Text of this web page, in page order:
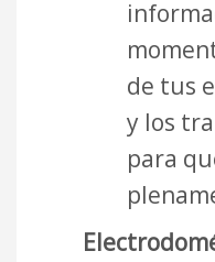
de tus
y los
para